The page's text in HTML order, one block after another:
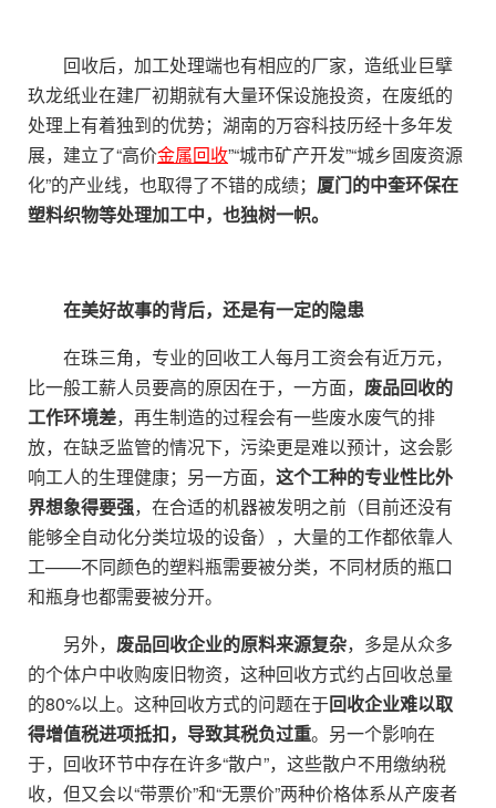
回收后，加工处理端也有相应的厂家，造纸业巨擘
玖龙纸业在建厂初期就有大量环保设施投资，在废纸的
处理上有着独到的优势；湖南的万容科技历经十多年发
展，建立了“高价金属回收”“城市矿产开发”“城乡固废资源
化”的产业线，也取得了不错的成绩； 厦门的中奎环保在
塑料织物等处理加工中，也独树一帜。
在美好故事的背后，还是有一定的隐患
在珠三角，专业的回收工人每月工资会有近万元，
比一般工薪人员要高的原因在于，一方面， 废品回收的
工作环境差，再生制造的过程会有一些废水废气的排
放，在缺乏监管的情况下，污染更是难以预计，这会影
响工人的生理健康；另一方面， 这个工种的专业性比外
界想象得要强，在合适的机器被发明之前（目前还没有
能够全自动化分类垃圾的设备），大量的工作都依靠人
工——不同颜色的塑料瓶需要被分类，不同材质的瓶口
和瓶身也都需要被分开。
另外， 废品回收企业的原料来源复杂，多是从众多
的个体户中收购废旧物资，这种回收方式约占回收总量
的80%以上。这种回收方式的问题在于回收企业难以取
得增值税进项抵扣，导致其税负过重。另一个影响在
于，回收环节中存在许多“散户”，这些散户不用缴纳税
收，但又会以“带票价”和“无票价”两种价格体系从产废者